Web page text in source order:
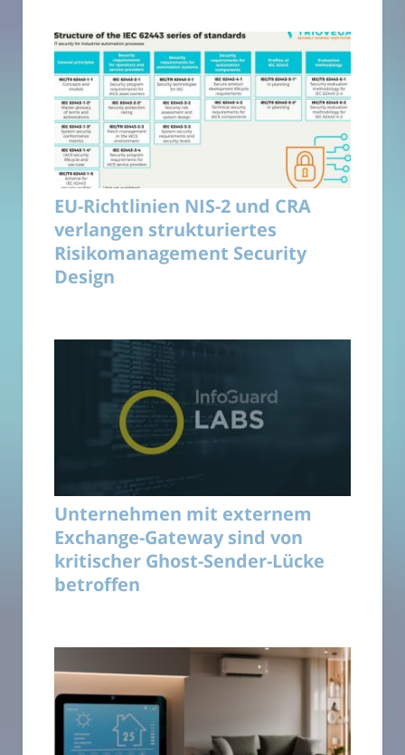
EU-Richtlinien NIS-2 und CRA
verlangen strukturiertes
Risikomanagement Security
Design
Unternehmen mit externem
Exchange-Gateway sind von
kritischer Ghost-Sender-Lücke
betroffen